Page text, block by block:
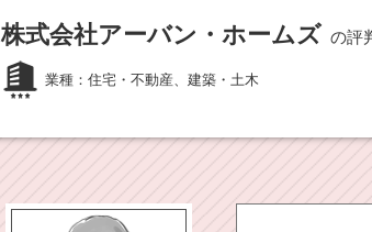
株式会社アーバン・ホームズ の評
業種： 住宅・不動産、建築・土木